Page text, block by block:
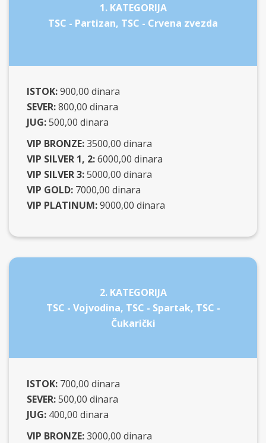
1. KATEGORIJA
TSC - Partizan, TSC - Crvena zvezda
ISTOK:900,00 dinara
SEVER:800,00 dinara
JUG:500,00 dinara
VIP BRONZE:3500,00 dinara
VIP SILVER 1, 2:6000,00 dinara
VIP SILVER 3:5000,00 dinara
VIP GOLD: 7000,00 dinara
VIP PLATINUM:9000,00 dinara
2. KATEGORIJA
TSC - Vojvodina, TSC - Spartak, TSC -
Čukarički
ISTOK: 700,00 dinara
SEVER:500,00 dinara
JUG: 400,00 dinara
VIP BRONZE:3000,00 dinara